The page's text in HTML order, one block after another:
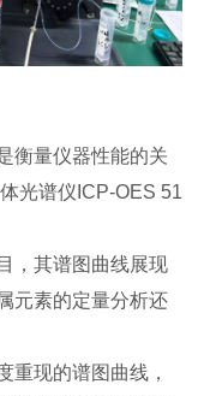
衡量仪器性能的关
光谱仪ICP-OES 51
，其谱图曲线展现
元素的定量分析还
重现的谱图曲线，